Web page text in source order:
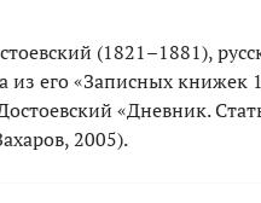
(1821–1881),
из его «Записных книжек
«Дневник.
2005).